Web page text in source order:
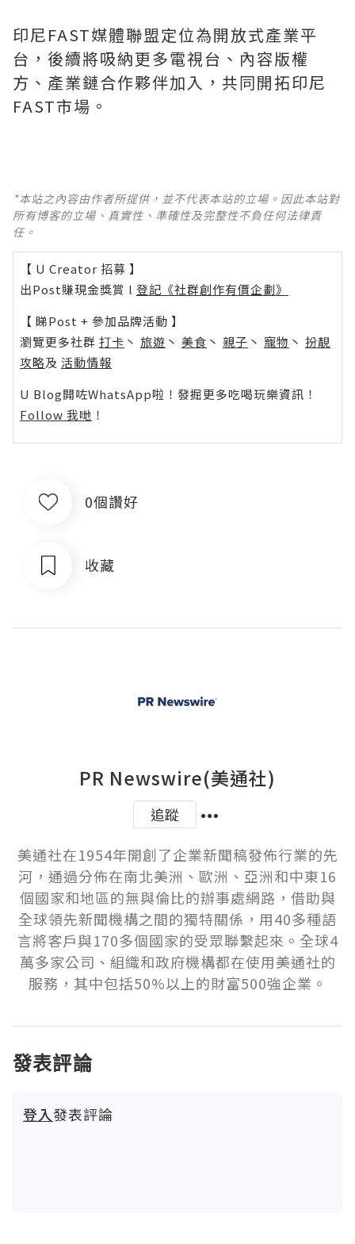
印尼FAST媒體聯盟定位為開放式產業平
台，後續將吸納更多電視台、內容版權
方、產業鏈合作夥伴加入，共同開拓印尼
FAST市場。
*本站之內容由作者所提供，並不代表本站的立場。因此本站對
所有博客的立場、真實性、準確性及完整性不負任何法律責
任。
【 U Creator 招募 】
出Post賺現金獎賞 l 登記《社群創作有價企劃》
【 睇Post + 參加品牌活動 】
瀏覽更多社群 打卡 丶 旅遊 丶 美食 丶 親子 丶 寵物 丶 扮靚
攻略及 活動情報
U Blog開咗WhatsApp啦！發掘更多吃喝玩樂資訊！
Follow 我哋 ！
0個讚好
收藏
PR Newswire(美通社)
追蹤
美通社在1954年開創了企業新聞稿發佈行業的先
河，通過分佈在南北美洲、歐洲、亞洲和中東16
個國家和地區的無與倫比的辦事處網路，借助與
全球領先新聞機構之間的獨特關係，用40多種語
言將客戶與170多個國家的受眾聯繫起來。全球4
萬多家公司、組織和政府機構都在使用美通社的
服務，其中包括50%以上的財富500強企業。
發表評論
登入發表評論